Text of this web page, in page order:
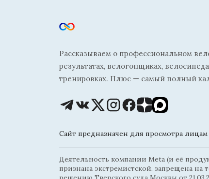
Рассказываем о профессиональном
результатах, велогонщиках,
тренировках. Плюс — самый полный
Сайт предназначен для просмотра лицам
Деятельность компании Meta (и её
признана экстремистской, запрещена на